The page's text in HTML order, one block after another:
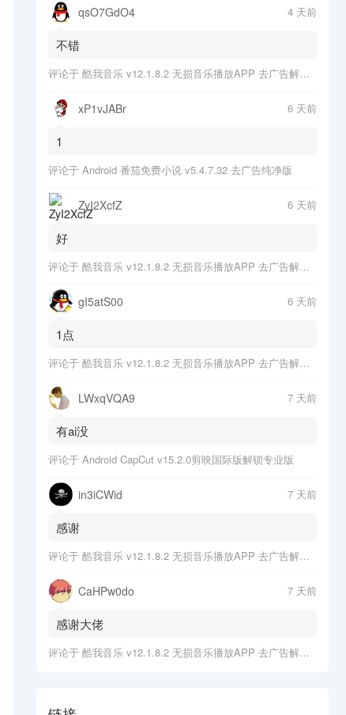
qsO7GdO4 4 天前
不错
评论于 酷我音乐 v12.1.8.2 无损音乐播放APP 去广告解锁会员版
xP1vJABr 6 天前
1
评论于 Android 番茄免费小说 v5.4.7.32 去广告纯净版
ZyI2XcfZ 6 天前
好
评论于 酷我音乐 v12.1.8.2 无损音乐播放APP 去广告解锁会员版
gI5atS00 6 天前
1点
评论于 酷我音乐 v12.1.8.2 无损音乐播放APP 去广告解锁会员版
LWxqVQA9 7 天前
有ai没
评论于 Android CapCut v15.2.0剪映国际版解锁专业版
in3iCWid 7 天前
感谢
评论于 酷我音乐 v12.1.8.2 无损音乐播放APP 去广告解锁会员版
CaHPw0do 7 天前
感谢大佬
评论于 酷我音乐 v12.1.8.2 无损音乐播放APP 去广告解锁会员版